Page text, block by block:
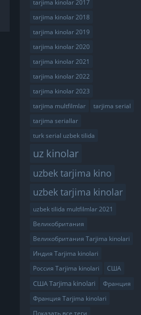
tarjima kinolar 2017
tarjima kinolar 2018
tarjima kinolar 2019
tarjima kinolar 2020
tarjima kinolar 2021
tarjima kinolar 2022
tarjima kinolar 2023
tarjima multfilmlar
tarjima serial
tarjima seriallar
turk serial uzbek tilida
uz kinolar
uzbek tarjima kino
uzbek tarjima kinolar
uzbek tilida multfilmlar 2021
Великобритания
Великобритания Tarjima kinolari
Индия Tarjima kinolari
Россия Tarjima kinolari
США
США Tarjima kinolari
Франция
Франция Tarjima kinolari
Показать все теги